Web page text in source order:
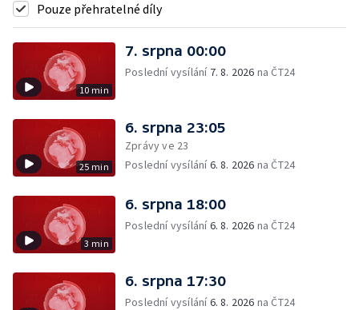
Pouze přehratelné díly
10 min
7. srpna 00:00
Poslední vysílání 7. 8. 2026 na ČT24
25 min
6. srpna 23:05
Zprávy ve 23
Poslední vysílání6. 8. 2026 na ČT24
3 min
6. srpna 18:00
Poslední vysílání6. 8. 2026 na ČT24
6. srpna 17:30
Poslední vysílání6. 8. 2026 na ČT24